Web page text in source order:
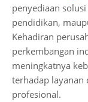
penyediaan
pendidikan,
Kehadiran
perkembangan
meningkatnya
terhadap layanan
profesional.